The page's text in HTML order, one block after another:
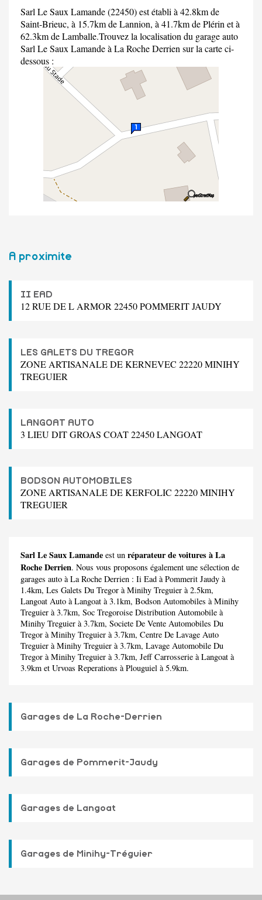
Sarl Le Saux Lamande (22450) est établi à 42.8km de
Saint-Brieuc, à 15.7km de Lannion, à 41.7km de Plérin et à
62.3km de Lamballe.Trouvez la localisation du garage auto
Sarl Le Saux Lamande à La Roche Derrien sur la carte ci-
dessous :
A proximite
II EAD
12 RUE DE L ARMOR 22450 POMMERIT JAUDY
LES GALETS DU TREGOR
ZONE ARTISANALE DE KERNEVEC 22220 MINIHY
TREGUIER
LANGOAT AUTO
3 LIEU DIT GROAS COAT 22450 LANGOAT
BODSON AUTOMOBILES
ZONE ARTISANALE DE KERFOLIC 22220 MINIHY
TREGUIER
Sarl Le Saux Lamande est un réparateur de voitures à La
Roche Derrien. Nous vous proposons également une sélection de
garages auto à La Roche Derrien : Ii Ead à Pommerit Jaudy à
1.4km, Les Galets Du Tregor à Minihy Treguier à 2.5km,
Langoat Auto à Langoat à 3.1km, Bodson Automobiles à Minihy
Treguier à 3.7km, Soc Tregoroise Distribution Automobile à
Minihy Treguier à 3.7km, Societe De Vente Automobiles Du
Tregor à Minihy Treguier à 3.7km, Centre De Lavage Auto
Treguier à Minihy Treguier à 3.7km, Lavage Automobile Du
Tregor à Minihy Treguier à 3.7km, Jeff Carrosserie à Langoat à
3.9km et Urvoas Reperations à Plouguiel à 5.9km.
Garages de La Roche-Derrien
Garages de Pommerit-Jaudy
Garages de Langoat
Garages de Minihy-Tréguier